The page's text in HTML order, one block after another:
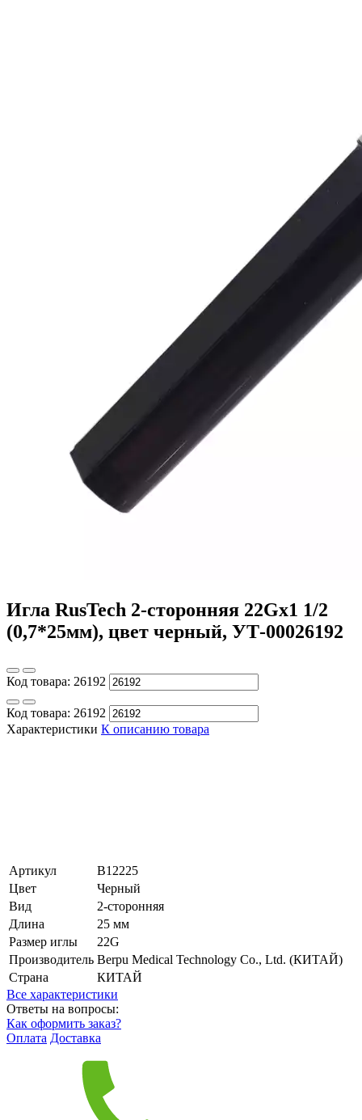
Игла RusTech 2-сторонняя 22Gх1 1/2
(0,7*25мм), цвет черный, УТ-00026192
Код товара: 26192
Код товара: 26192
Характеристики К описанию товара
Артикул
B12225
Цвет
Черный
Вид
2-сторонняя
Длина
25 мм
Размер иглы
22G
Производитель Berpu Medical Technology Co., Ltd. (КИТАЙ)
Страна
КИТАЙ
Все характеристики
Ответы на вопросы:
Как оформить заказ?
Оплата Доставка